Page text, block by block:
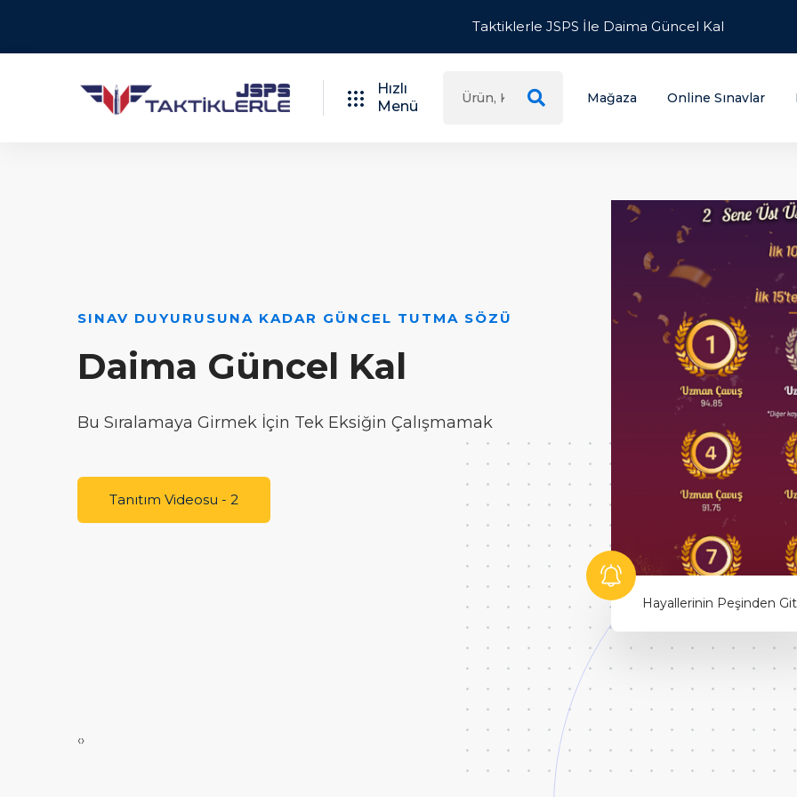
Taktiklerle JSPS İle Daima Güncel Kal
Hızlı
Menü
Mağaza Online Sınavlar
SINAV DUYURUSUNA KADAR GÜNCEL TUTMA SÖZÜ
Daima Güncel Kal
Bu Sıralamaya Girmek İçin Tek Eksiğin Çalışmamak
Tanıtım Videosu - 2
Hayallerinin Peşinden
‹›